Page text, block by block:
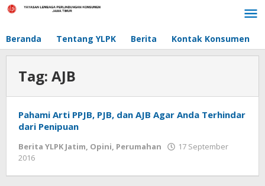
Lewati
Beranda Tentang YLPK Berita Kontak Konsumen
Tag: AJB
Pahami Arti PPJB, PJB, dan AJB Agar Anda Terhindar
dari Penipuan
Berita YLPK Jatim, Opini, Perumahan
17 September
2016